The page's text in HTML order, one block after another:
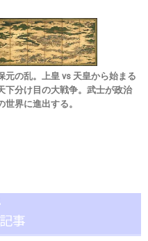
元の乱。上皇 vs 天皇から始まる
下分け目の大戦争。武士が政治
世界に進出する。
事